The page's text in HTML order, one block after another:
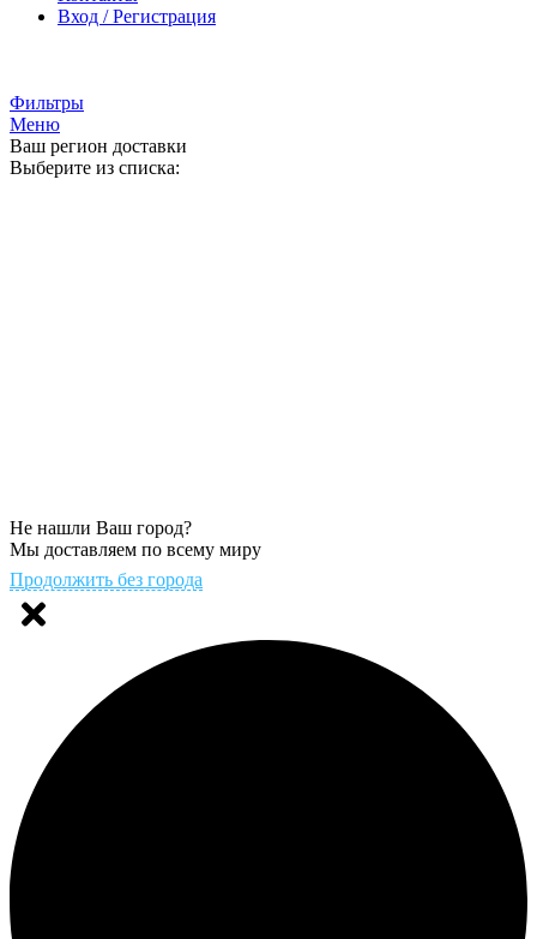
Вход / Регистрация
Фильтры
Меню
Ваш регион доставки
Выберите из списка:
Не нашли Ваш город?
Мы доставляем по всему миру
Продолжить без города